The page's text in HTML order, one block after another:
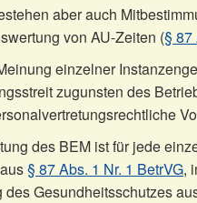
aber auch
von AU-Zeiten (§ 87
einzelner
zugunsten des
des BEM ist für jede
§ 87 Abs. 1 Nr. 1 BetrVG,
des Gesundheitsschutzes